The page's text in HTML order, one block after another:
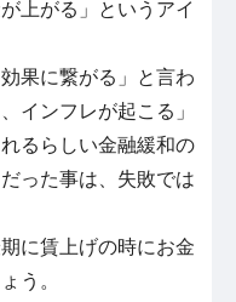
上がる」というアイ
果に繋がる」と言わ
インフレが起こる」
るらしい金融緩和の
った事は、失敗では
に賃上げの時にお金
う。